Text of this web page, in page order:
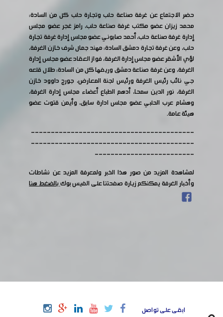
حضر الاجتماع عن غرفة صناعة حلب وتجارة حلب كل من السادة:
محمد زيزان عضو مكتب غرفة صناعة حلب، رامز غجر عضو مجلس
إدارة غرفة صناعة حلب، أحمد صابوني عضو مجلس إدارة غرفة تجارة
حلب، وعن غرفة تجارة دمشق السادة: مهند جمال شرف خازن الغرفة،
لؤي الأشقر عضو مجلس إدارة الغرفة، فواز العقاد عضو مجلس إدارة
الغرفة، وعن غرفة صناعة دمشق وريفها كل من السادة: طلال قلعه
جي نائب رئيس الغرفة ورئيس لجنة المعارض، جورج داوود خازن
الغرفة، نور الدين سمحا، أدهم الطباع أعضاء مجلس إدارة الغرفة،
وهشام عرب الحلبي عضو مجلس ادارة سابق، وأيمن قتوت عضو
هيئة عامة.
-----------------------------------------
-----------------------------------------
-------------------------
لمشاهدة المزيد من صور هذا الخبر ولمعرفة المزيد عن نشاطات
وأخبار الغرفة يمكنكم زيارة صفحتنا على الفيس بوكبالضغط هنا
ابقى على تواصل